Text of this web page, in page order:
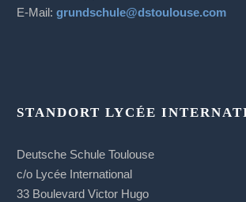
E-Mail:grundschule@dstoulouse.com
STANDORT LYCÉE
Deutsche Schule Toulouse
c/o Lycée International
33 Boulevard Victor Hugo